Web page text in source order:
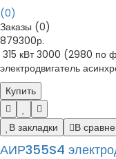
(0)
Заказы (0)
879300р.
315 кВт 3000 (2980 по
электродвигатель
Купить
В закладки В
АИР355S4